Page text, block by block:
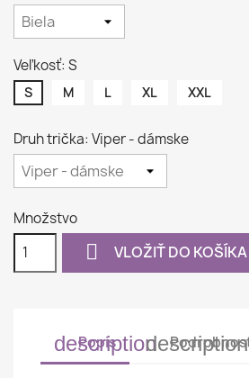
Veľkosť: S
S M L XL XXL
Druh trička: Viper - dámske
Množstvo
 VLOŽIŤ DO KOŠÍKA
description
Popis description